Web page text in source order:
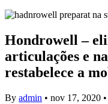
Hondrowell –
articulações e
restabelece a
By admin • nov 17, 2020 •